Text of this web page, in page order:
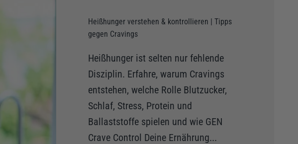
Heißhunger verstehen & kontrollieren | Tipps
gegen Cravings
Heißhunger ist selten nur fehlende
Disziplin. Erfahre, warum Cravings
entstehen, welche Rolle Blutzucker,
Schlaf, Stress, Protein und
Ballaststoffe spielen und wie GEN
Crave Control Deine Ernährung...